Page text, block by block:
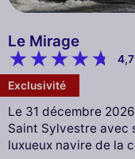
Le Mirage
4,7
Exclusivité
Le 31 décembre
Saint Sylvestre avec
luxueux navire de la